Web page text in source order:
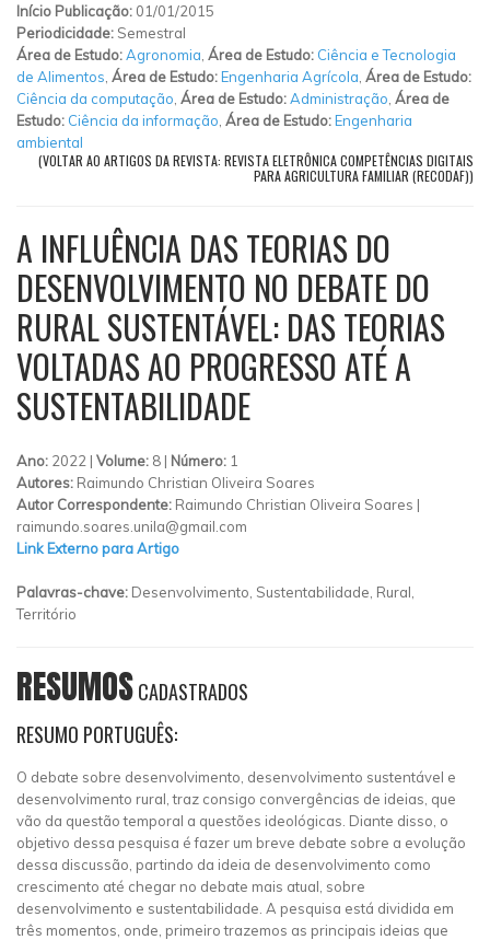
Início Publicação: 01/01/2015
Periodicidade: Semestral
Área de Estudo:Agronomia Área de Estudo: Ciência e Tecnologia
de Alimentos Área de Estudo:Engenharia Agrícola Área de Estudo:
Ciência da computação Área de Estudo:Administração Área de
Estudo: Ciência da informação Área de Estudo:Engenharia
ambiental
(VOLTAR AO ARTIGOS DA REVISTA: REVISTA ELETRÔNICA COMPETÊNCIAS DIGITAIS
PARA AGRICULTURA FAMILIAR (RECODAF))
A INFLUÊNCIA DAS TEORIAS DO
DESENVOLVIMENTO NO DEBATE DO
RURAL SUSTENTÁVEL: DAS TEORIAS
VOLTADAS AO PROGRESSO ATÉ A
SUSTENTABILIDADE
Ano: 2022 | Volume: 8 | Número: 1
Autores: Raimundo Christian Oliveira Soares
Autor Correspondente: Raimundo Christian Oliveira Soares |
raimundo.soares.unila@gmail.com
Link Externo para Artigo
Palavras-chave: Desenvolvimento, Sustentabilidade, Rural,
Território
RESUMOSCADASTRADOS
RESUMO PORTUGUÊS:
O debate sobre desenvolvimento, desenvolvimento sustentável e
desenvolvimento rural, traz consigo convergências de ideias, que
vão da questão temporal a questões ideológicas. Diante disso, o
objetivo dessa pesquisa é fazer um breve debate sobre a evolução
dessa discussão, partindo da ideia de desenvolvimento como
crescimento até chegar no debate mais atual, sobre
desenvolvimento e sustentabilidade. A pesquisa está dividida em
três momentos, onde, primeiro trazemos as principais ideias que